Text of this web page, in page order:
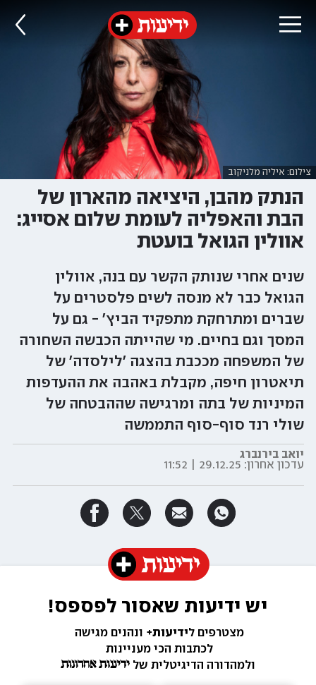
צילום: איליה מלניקוב
הנתק מהבן, היציאה מהארון של
הבת והאפליה לעומת שלום אסייג:
אוולין הגואל בועטת
שנים אחרי שנותק הקשר עם בנה, אוולין
הגואל כבר לא מנסה לשים פלסטרים על
שברים ומתרחקת מתפקיד הביץ' - גם על
המסך וגם בחיים. מי שהייתה הכבשה השחורה
של המשפחה מככבת בהצגה 'לילסדה' של
תיאטרון חיפה, מקבלת באהבה את ההעדפות
המיניות של בתה ומרגישה שההבטחה של
שולי רנד סוף-סוף התממשה
יואב בירנברג
עדכון אחרון: 29.12.25 | 11:52
יש ידיעות שאסור לפספס!
מצטרפים לידיעות+ ונהנים מגישה
לכתבות הכי מעניינות
ולמהדורה הדיגיטלית של